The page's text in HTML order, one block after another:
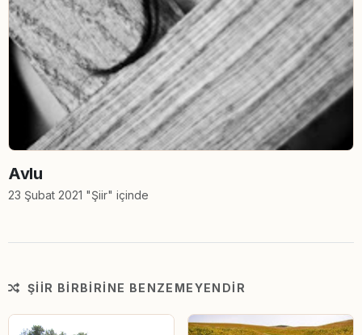
Avlu
23 Şubat 2021 "Şiir" içinde
ŞIIR BIRBIRINE BENZEMEYENDIR